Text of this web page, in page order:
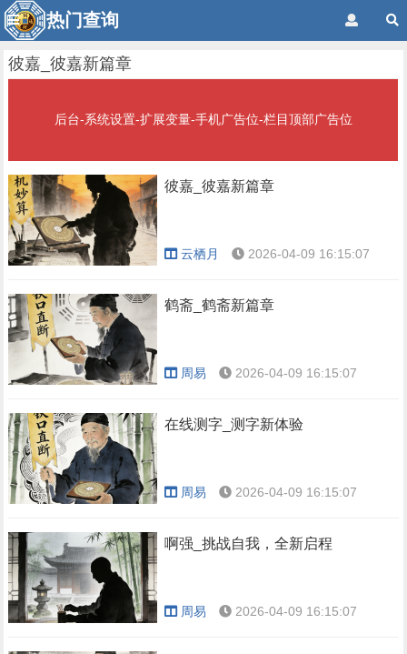
热门查询
彼嘉_彼嘉新篇章
后台-系统设置-扩展变量-手机广告位-栏目顶部广告位
彼嘉_彼嘉新篇章
云栖月 2026-04-09 16:15:07
鹤斋_鹤斋新篇章
周易 2026-04-09 16:15:07
在线测字_测字新体验
周易 2026-04-09 16:15:07
啊强_挑战自我，全新启程
周易 2026-04-09 16:15:07